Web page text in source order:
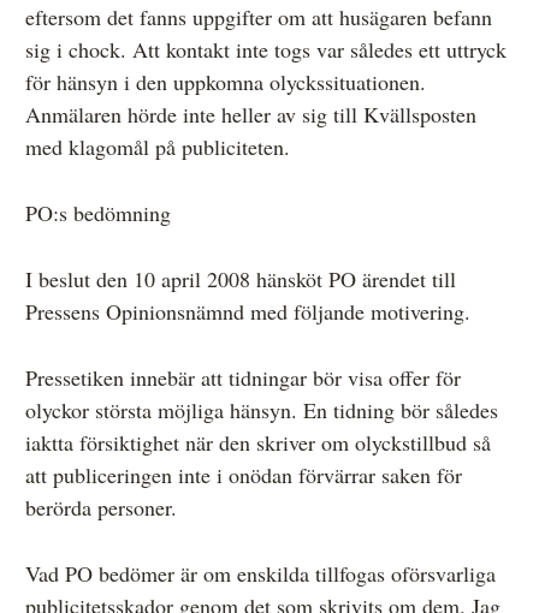
eftersom det fanns uppgifter om att husägaren befann
sig i chock. Att kontakt inte togs var således ett uttryck
för hänsyn i den uppkomna olyckssituationen.
Anmälaren hörde inte heller av sig till Kvällsposten
med klagomål på publiciteten.
PO:s bedömning
I beslut den 10 april 2008 hänsköt PO ärendet till
Pressens Opinionsnämnd med följande motivering.
Pressetiken innebär att tidningar bör visa offer för
olyckor största möjliga hänsyn. En tidning bör således
iaktta försiktighet när den skriver om olyckstillbud så
att publiceringen inte i onödan förvärrar saken för
berörda personer.
Vad PO bedömer är om enskilda tillfogas oförsvarliga
publicitetsskador genom det som skrivits om dem. Jag